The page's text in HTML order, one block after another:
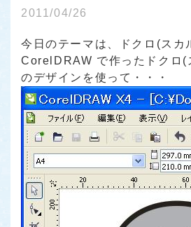
2011/04/26
今日のテーマは、
ドクロ(ス
CorelDRAW で作ったドクロ(
のデザインを使って・・・